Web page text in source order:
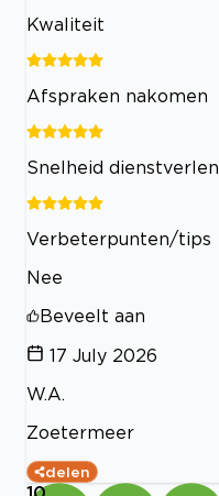
Kwaliteit
Afspraken nakomen
Snelheid
Verbeterpunten/tips
Nee
Beveelt aan
17 July 2026
W.A.
Zoetermeer
delen